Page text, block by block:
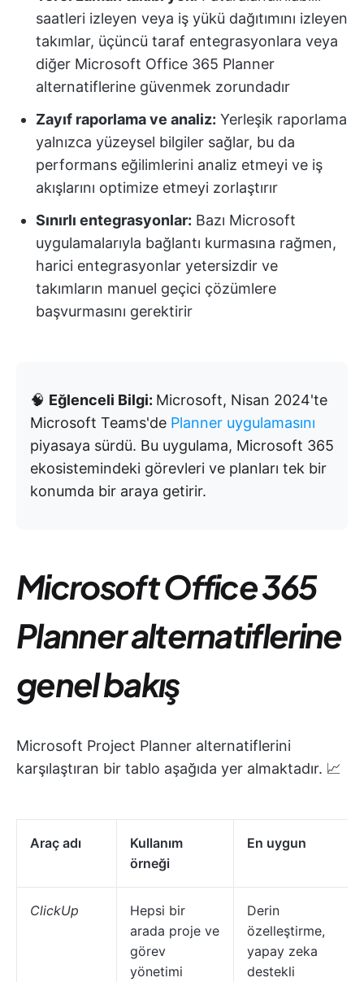
saatleri izleyen veya iş yükü dağıtımını izleyen
takımlar, üçüncü taraf entegrasyonlara veya
diğer Microsoft Office 365 Planner
alternatiflerine güvenmek zorundadır
Zayıf raporlama ve analiz: Yerleşik raporlama
yalnızca yüzeysel bilgiler sağlar, bu da
performans eğilimlerini analiz etmeyi ve iş
akışlarını optimize etmeyi zorlaştırır
Sınırlı entegrasyonlar: Bazı Microsoft
uygulamalarıyla bağlantı kurmasına rağmen,
harici entegrasyonlar yetersizdir ve
takımların manuel geçici çözümlere
başvurmasını gerektirir
🧠 Eğlenceli Bilgi: Microsoft, Nisan 2024'te
Microsoft Teams'de Planner uygulamasını
piyasaya sürdü. Bu uygulama, Microsoft 365
ekosistemindeki görevleri ve planları tek bir
konumda bir araya getirir.
Microsoft Office 365
Planner alternatiflerine
genel bakış
Microsoft Project Planner alternatiflerini
karşılaştıran bir tablo aşağıda yer almaktadır. 📈
Araç adı
Kullanım
örneği
En uygun
ClickUp
Hepsi bir
arada proje ve
görev
yönetimi
Derin
özelleştirme,
yapay zeka
destekli